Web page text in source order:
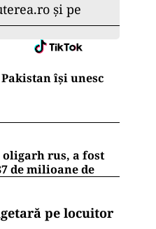
și pe
își unesc
oligarh rus, a fost
de milioane de
pe locuitor